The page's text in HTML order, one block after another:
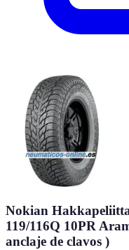
Nokian
119/116Q 10PR
anclaje de clavos )